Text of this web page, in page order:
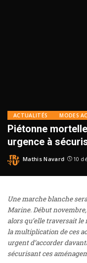
ACTUALITÉS MODES
Piétonne
urgence à
Mathis Navard 10
Une marche blanche
Marine. Début
alors qu’elle traversait le
la multiplication de ces
urgent d’accorder
sécurisant ces